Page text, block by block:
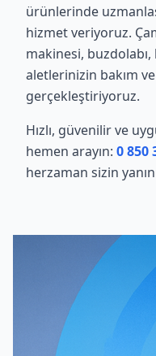
ürünlerinde
hizmet veriyoruz.
makinesi, buzdolabı,
aletlerinizin bakım
gerçekleştiriyoruz.
Hızlı, güvenilir ve
hemen arayın: 0 850
herzaman sizin